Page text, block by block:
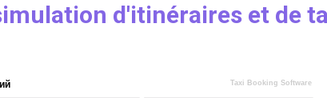
d'itinéraires et de